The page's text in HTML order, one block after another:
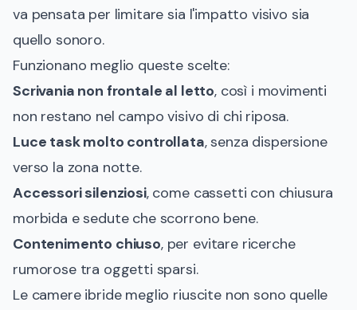
va pensata per limitare sia l'impatto visivo sia
quello sonoro.
Funzionano meglio queste scelte:
Scrivania non frontale al letto, così i movimenti
non restano nel campo visivo di chi riposa.
Luce task molto controllata, senza dispersione
verso la zona notte.
Accessori silenziosi, come cassetti con chiusura
morbida e sedute che scorrono bene.
Contenimento chiuso, per evitare ricerche
rumorose tra oggetti sparsi.
Le camere ibride meglio riuscite non sono quelle